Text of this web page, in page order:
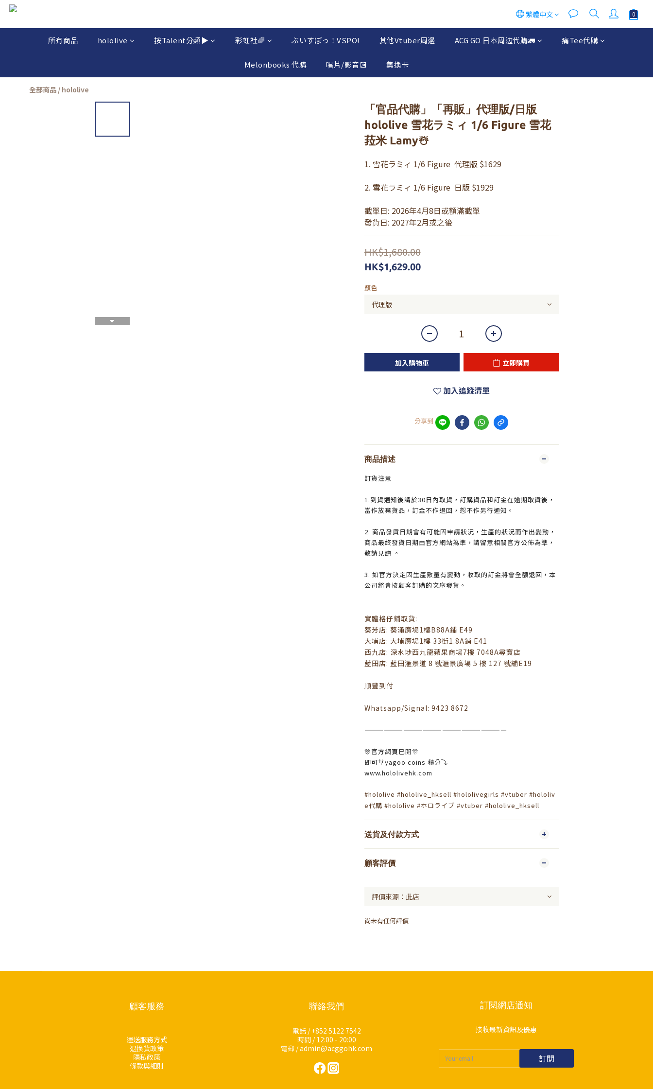
繁體中文
所有商品 hololive 按Talent分類▶️ 彩虹社🌈 ぶいすぽっ！VSPO! 其他Vtuber周邊 ACG GO 日本周边代購🚛 痛Tee代購
Melonbooks 代購 唱片/影音💽 集換卡
全部商品 / hololive
「官品代購」「再販」代理版/日版
hololive 雪花ラミィ 1/6 Figure 雪花
菈米 Lamy☃️
1. 雪花ラミィ 1/6 Figure  代理版 $1629
2. 雪花ラミィ 1/6 Figure  日版 $1929
截單日: 2026年4月8日或額滿截單
發貨日: 2027年2月或之後
HK$1,680.00
HK$1,629.00
顏色
加入購物車 立即購買
加入追蹤清單
分享到
商品描述
訂貨注意
1.到貨通知後請於30日內取貨，訂購貨品和訂金在逾期取貨後，
當作放棄貨品，訂金不作退回，恕不作另行通知。
2. 商品發貨日期會有可能因申請狀況，生產的狀況而作出變動，
商品最終發貨日期由官方網站為準，請留意相關官方公佈為準，
敬請見諒 。
3. 如官方決定因生產數量有變動，收取的訂金將會全額退回，本
公司將會按顧客訂購的次序發貨。
實體格仔鋪取貨:
葵芳店: 葵涌廣場1樓B88A鋪 E49
大埔店: 大埔廣場1樓 33街1.8A鋪 E41
西九店: 深水埗西九龍蘋果商場7樓 7048A尋寶店
藍田店: 藍田滙景道 8 號滙景廣場 5 樓 127 號舖E19
順豐到付
Whatsapp/Signal: 9423 8672
——————————————————————
🎊官方網頁已開🎊
即可草yagoo coins 積分⤵️
www.hololivehk.com
#hololive #hololive_hksell #hololivegirls #vtuber #hololiv
e代購 #hololive #ホロライブ #vtuber #hololive_hksell
送貨及付款方式
顧客評價
尚未有任何評價
立即購買
顧客服務
運送服務方式
退換貨政策
隱私政策
條款與細則
聯絡我們
電話 / +852 5122 7542
時間 / 12:00 - 20:00
電郵 / admin@acggohk.com
訂閱網店通知
接收最新資訊及優惠
訂閱